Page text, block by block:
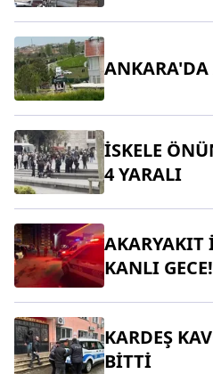
ANKARA'DA
İSKELE
4 YARALI
AKARYAKIT
KANLI
KARDEŞ
BİTTİ